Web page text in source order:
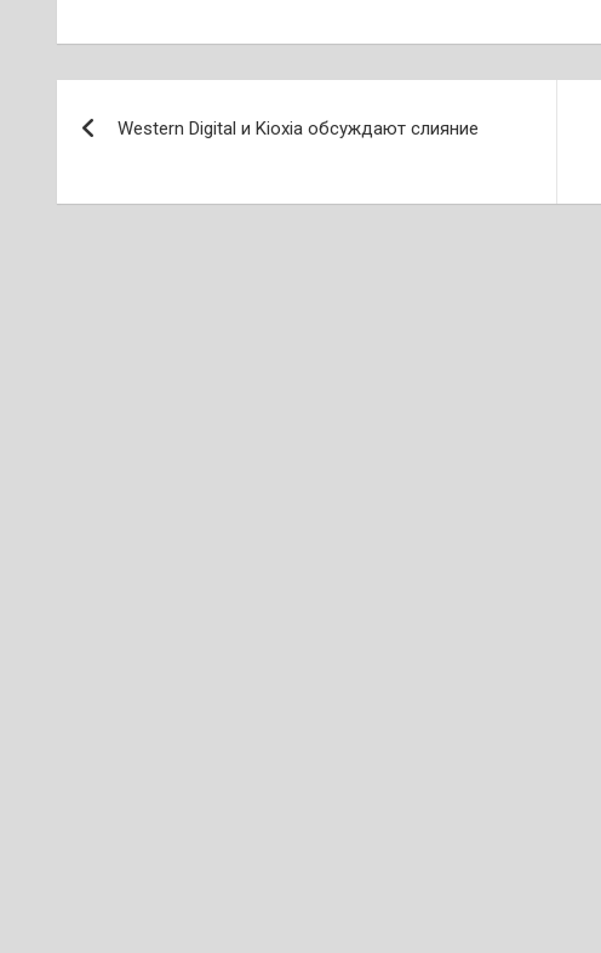
по
записям
Western Digital и Kioxia обсуждают слияние